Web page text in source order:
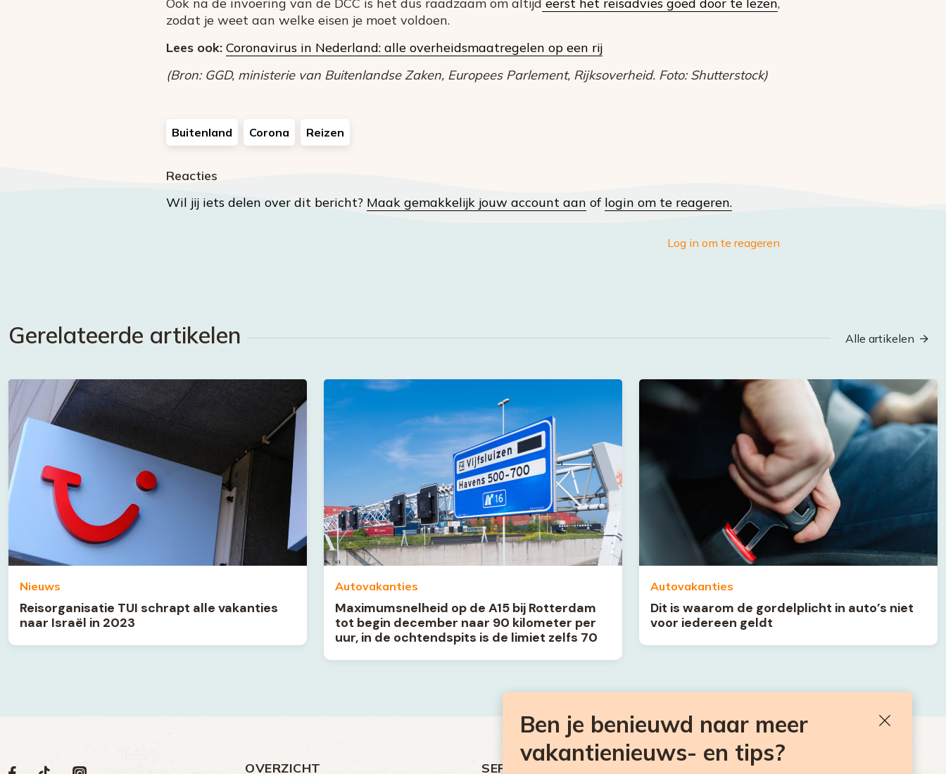
zodat je weet aan welke eisen je moet voldoen.
Lees ook: Coronavirus in Nederland: alle overheidsmaatregelen op een rij
(Bron: GGD, ministerie van Buitenlandse Zaken, Europees Parlement, Rijksoverheid. Foto: Shutterstock)
Buitenland Corona Reizen
Reacties
Wil jij iets delen over dit bericht? Maak gemakkelijk jouw account aan of login om te reageren.
Log in om te reageren
Gerelateerde artikelen Alle artikelen
Nieuws
Reisorganisatie TUI schrapt alle vakanties
naar Israël in 2023
Autovakanties
Maximumsnelheid op de A15 bij Rotterdam
tot begin december naar 90 kilometer per
uur, in de ochtendspits is de limiet zelfs 70
Autovakanties
Dit is waarom de gordelplicht in auto’s niet
voor iedereen geldt
Volg
Social OVERZICHT SERVICE BEN JE BENIEUWD NAAR MEER
Ben je benieuwd naar meer
vakantienieuws- en tips?